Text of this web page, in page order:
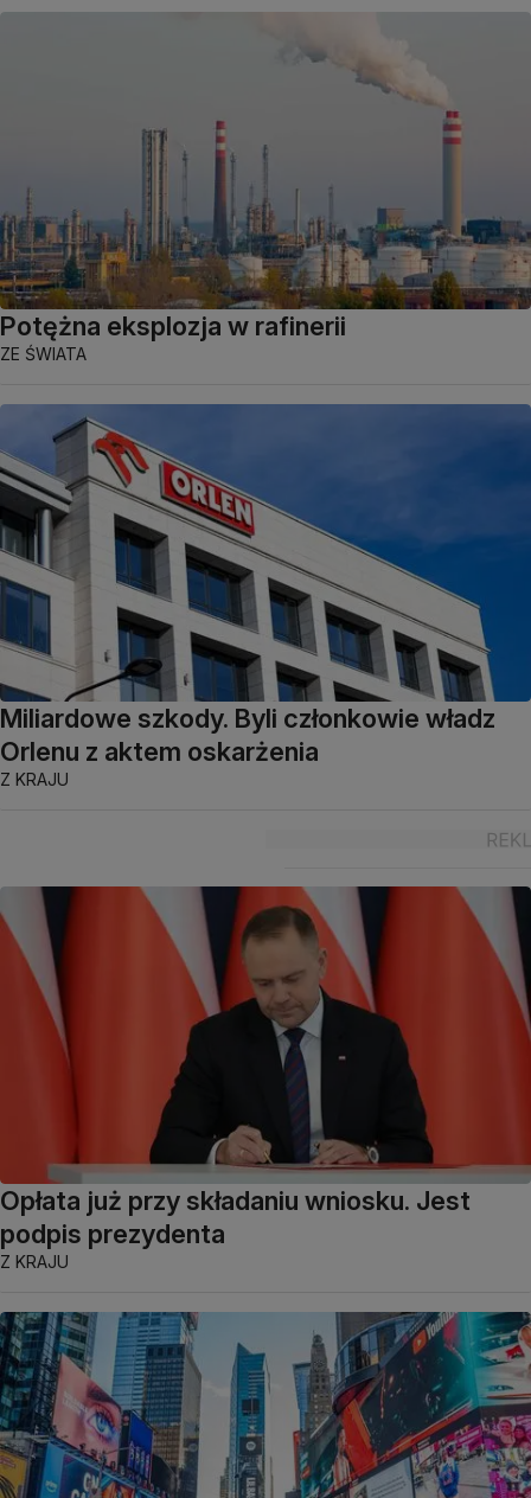
Potężna eksplozja w rafinerii
ZE ŚWIATA
Miliardowe szkody. Byli członkowie władz
Orlenu z aktem oskarżenia
Z KRAJU
Opłata już przy składaniu wniosku. Jest
podpis prezydenta
Z KRAJU